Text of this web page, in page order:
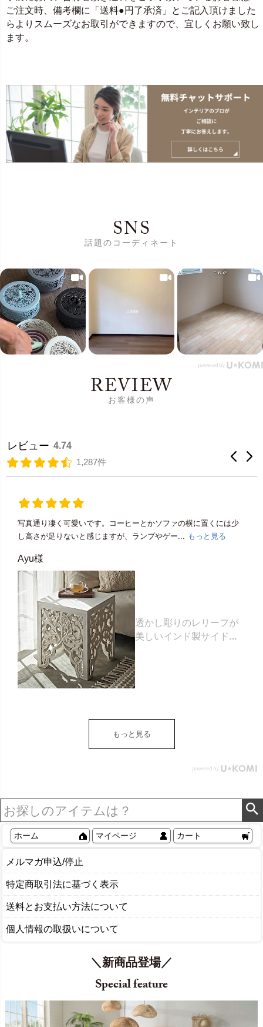
ご注文時、備考欄に「送料●円了承済」とご記入頂けました
らよりスムーズなお取引ができますので、宜しくお願い致し
ます。
SNS
話題のコーディネート
REVIEW
お客様の声
レビュー 4.74
1,287件
写真通り凄く可愛いです。コーヒーとかソファの横に置くには少
し高さが足りないと感じますが、ランプやゲー... もっと見る
Ayu様
透かし彫りのレリーフが
美しいインド製サイドテ
もっと見る
ホーム マイページ カート
メルマガ申込/停止
特定商取引法に基づく表示
送料とお支払い方法について
個人情報の取扱いについて
＼新商品登場／
Special feature